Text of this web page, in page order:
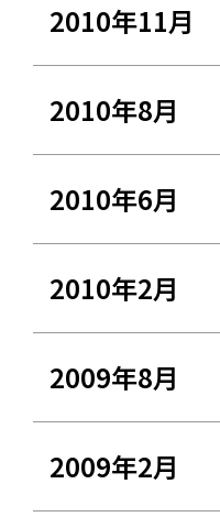
2010年11月
2010年8月
2010年6月
2010年2月
2009年8月
2009年2月